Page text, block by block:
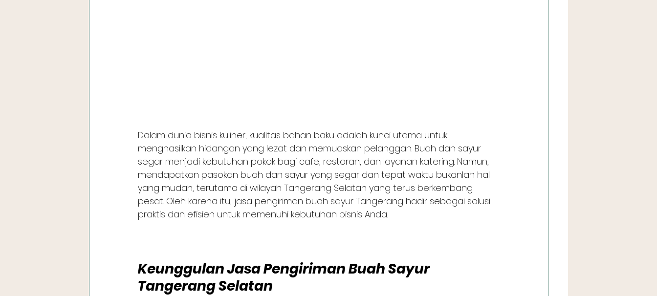
Dalam dunia bisnis kuliner, kualitas bahan baku adalah kunci utama untuk
menghasilkan hidangan yang lezat dan memuaskan pelanggan. Buah dan sayur
segar menjadi kebutuhan pokok bagi cafe, restoran, dan layanan katering. Namun,
mendapatkan pasokan buah dan sayur yang segar dan tepat waktu bukanlah hal
yang mudah, terutama di wilayah Tangerang Selatan yang terus berkembang
pesat. Oleh karena itu, jasa pengiriman buah sayur Tangerang hadir sebagai solusi
praktis dan efisien untuk memenuhi kebutuhan bisnis Anda.
Keunggulan Jasa Pengiriman Buah Sayur
Tangerang Selatan